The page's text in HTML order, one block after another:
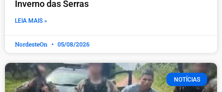
Inverno das Serras
LEIA MAIS »
NordesteOn 05/08/2026
NOTÍCIAS